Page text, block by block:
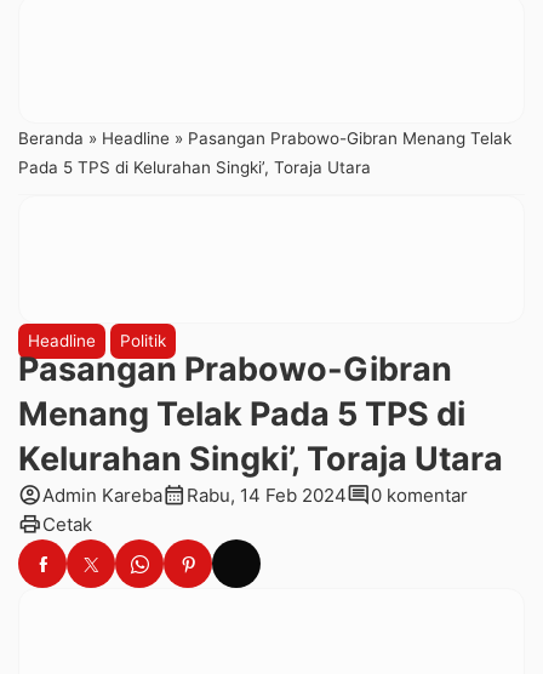
Beranda » Headline » Pasangan Prabowo-Gibran Menang Telak
Pada 5 TPS di Kelurahan Singki’, Toraja Utara
Headline Politik
Pasangan Prabowo-Gibran
Menang Telak Pada 5 TPS di
Kelurahan Singki’, Toraja Utara
account_circleAdmin Karebacalendar_month Rabu, 14 Feb 2024comment0 komentar
printCetak